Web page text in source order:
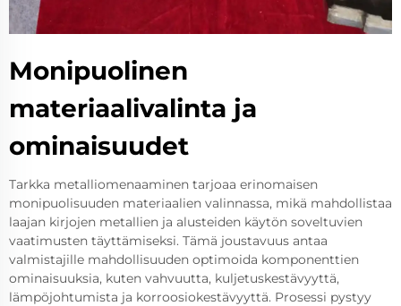
Monipuolinen
materiaalivalinta ja
ominaisuudet
Tarkka metalliomenaaminen tarjoaa erinomaisen
monipuolisuuden materiaalien valinnassa, mikä mahdollistaa
laajan kirjojen metallien ja alusteiden käytön soveltuvien
vaatimusten täyttämiseksi. Tämä joustavuus antaa
valmistajille mahdollisuuden optimoida komponenttien
ominaisuuksia, kuten vahvuutta, kuljetuskestävyyttä,
lämpöjohtumista ja korroosiokestävyyttä. Prosessi pystyy